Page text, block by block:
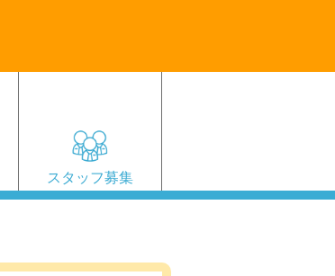
スタッフ募集